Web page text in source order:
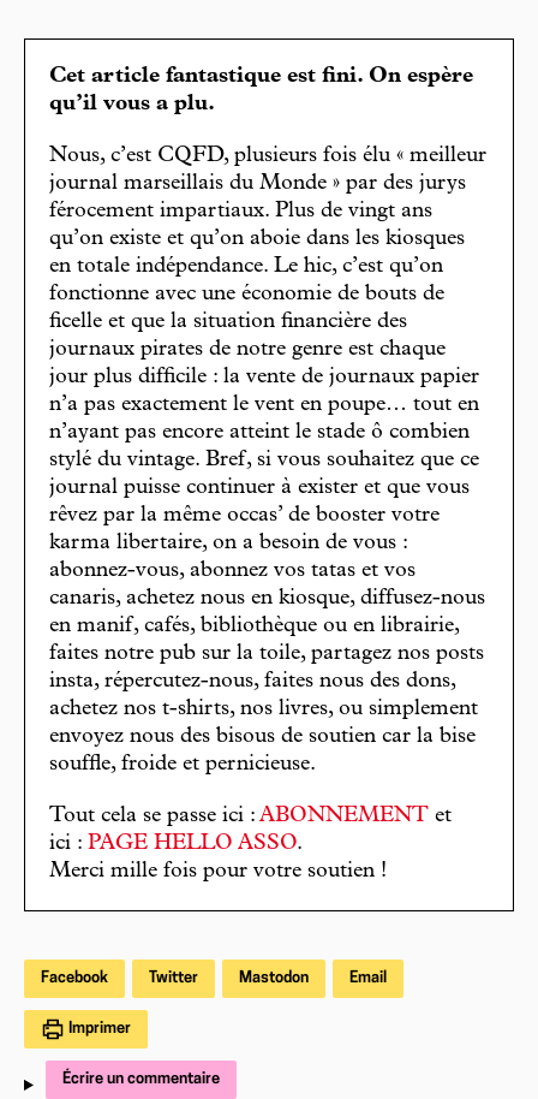
Cet article fantastique est fini. On espère
qu’il vous a plu.
Nous, c’est CQFD, plusieurs fois élu « meilleur
journal marseillais du Monde » par des jurys
férocement impartiaux. Plus de vingt ans
qu’on existe et qu’on aboie dans les kiosques
en totale indépendance. Le hic, c’est qu’on
fonctionne avec une économie de bouts de
ficelle et que la situation financière des
journaux pirates de notre genre est chaque
jour plus difficile : la vente de journaux papier
n’a pas exactement le vent en poupe… tout en
n’ayant pas encore atteint le stade ô combien
stylé du vintage. Bref, si vous souhaitez que ce
journal puisse continuer à exister et que vous
rêvez par la même occas’ de booster votre
karma libertaire, on a besoin de vous :
abonnez-vous, abonnez vos tatas et vos
canaris, achetez nous en kiosque, diffusez-nous
en manif, cafés, bibliothèque ou en librairie,
faites notre pub sur la toile, partagez nos posts
insta, répercutez-nous, faites nous des dons,
achetez nos t-shirts, nos livres, ou simplement
envoyez nous des bisous de soutien car la bise
souffle, froide et pernicieuse.
Tout cela se passe ici : ABONNEMENT et
ici : PAGE HELLO ASSO.
Merci mille fois pour votre soutien !
Facebook Twitter Mastodon Email
Imprimer
Écrire un commentaire